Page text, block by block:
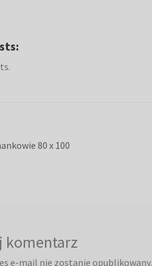
80 x 100
komentarz
e-mail nie zostanie opublikowany.